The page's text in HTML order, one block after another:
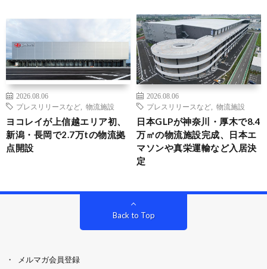
2026.08.06
プレスリリースなど
物流施設
ヨコレイが上信越エリア初、
新潟・長岡で2.7万tの物流拠
点開設
2026.08.06
プレスリリースなど
物流施設
日本GLPが神奈川・厚木で8.4
万㎡の物流施設完成、日本エ
マソンや真栄運輸など入居決
定
Back to Top
メルマガ会員登録